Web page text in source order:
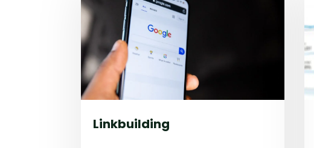
Linkbuilding